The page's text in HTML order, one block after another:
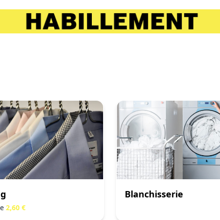
2,60 €
Blanchisserie